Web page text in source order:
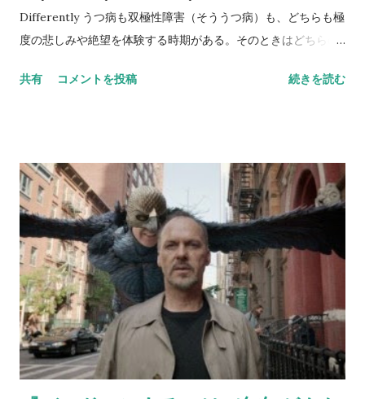
ーラーの思い出）というページを読むと、心理学の実験に類人
猿を使った最初の研究者の一人がケーラーだそうだ（それまで
レンジ 先日、ひさしぶりにグループでマシュマロチャレンジを
ームビルディングの手法だ。詳しくは、下記のTEDのレクチャ
ー...
Differently うつ病も双極性障害（そううつ病）も、どちらも極
度の悲しみや絶望を体験する時期がある。そのときはどちらの
どうやら悲哀の体験の在り方が違うらしいという記事。かなり
る背外側前頭前皮質（Dorsolateral Prefrontal Cortex）の活
動増加を示す。 逆に、抑うつ状態のときには、双極性障害の患
者は、前帯状皮質（Anterior cingulate cortex） の活動が低下
するという（下の赤色の部分）。これは、脳の認知と感情の部
位をつなぐハブのような役割をしているところとのこと。
共有 コメントを投稿 続きを読む